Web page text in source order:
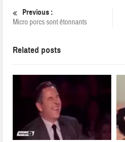
Previous :
Micro porcs sont étonnants
Related posts